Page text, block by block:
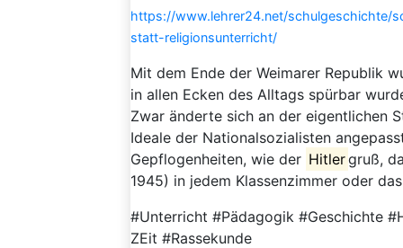
https://www.lehrer24.net/schulgeschichte/
statt-religionsunterricht/
Mit dem Ende der Weimarer Republik
in allen Ecken des Alltags spürbar
Zwar änderte sich an der eigentlichen
Ideale der Nationalsozialisten
Gepflogenheiten, wie der Hitlergruß,
1945) in jedem Klassenzimmer oder
#Unterricht #Pädagogik #Geschichte
ZEit #Rassekunde